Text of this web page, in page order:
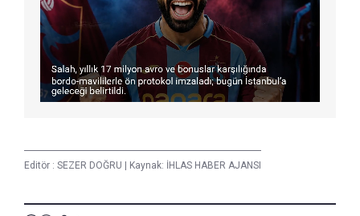
Editör : SEZER DOĞRU Kaynak: İHLAS HABER AJANSI